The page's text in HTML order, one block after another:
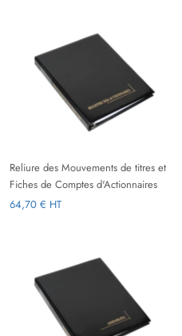
Reliure des Mouvements de titres et
Fiches de Comptes d'Actionnaires
64,70 € HT